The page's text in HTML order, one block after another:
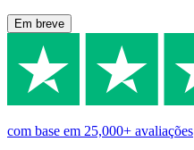
Em breve
com base em 25,000+ avaliações